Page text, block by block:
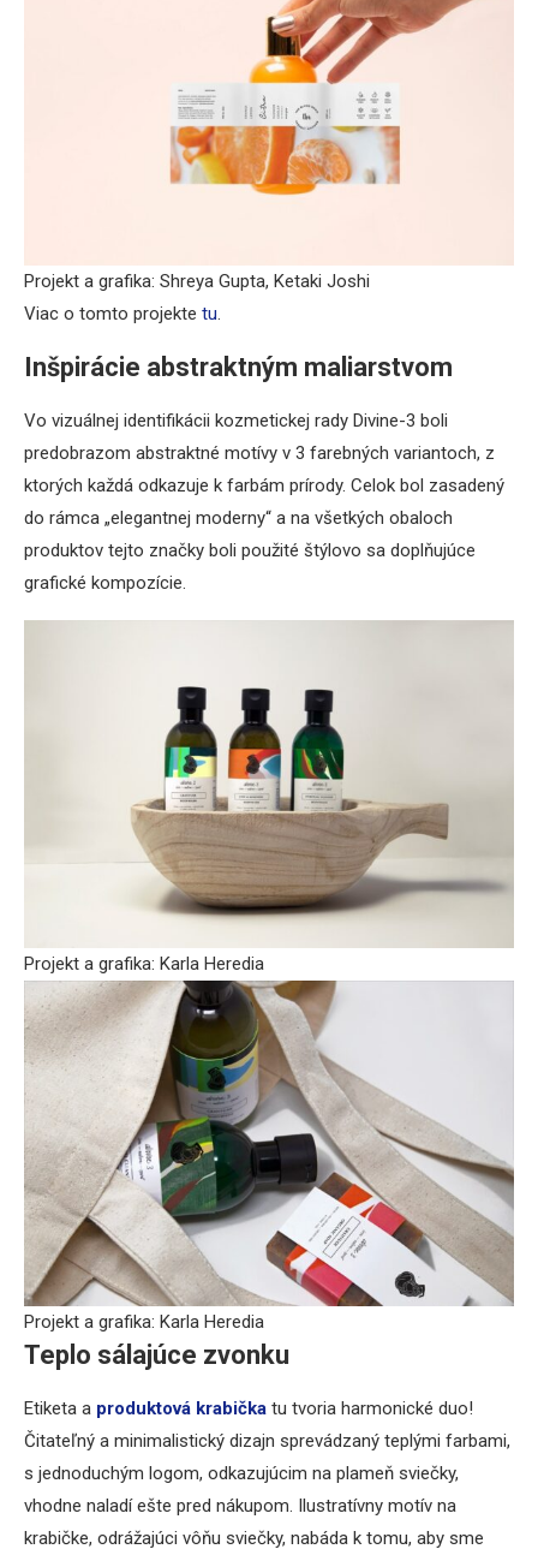
Projekt a grafika: Shreya Gupta, Ketaki Joshi
Viac o tomto projekte tu.
Inšpirácie abstraktným maliarstvom
Vo vizuálnej identifikácii kozmetickej rady Divine-3 boli
predobrazom abstraktné motívy v 3 farebných variantoch, z
ktorých každá odkazuje k farbám prírody. Celok bol zasadený
do rámca „elegantnej moderny“ a na všetkých obaloch
produktov tejto značky boli použité štýlovo sa doplňujúce
grafické kompozície.
Projekt a grafika: Karla Heredia
Projekt a grafika: Karla Heredia
Teplo sálajúce zvonku
Etiketa a produktová krabička tu tvoria harmonické duo!
Čitateľný a minimalistický dizajn sprevádzaný teplými farbami,
s jednoduchým logom, odkazujúcim na plameň sviečky,
vhodne naladí ešte pred nákupom. Ilustratívny motív na
krabičke, odrážajúci vôňu sviečky, nabáda k tomu, aby sme